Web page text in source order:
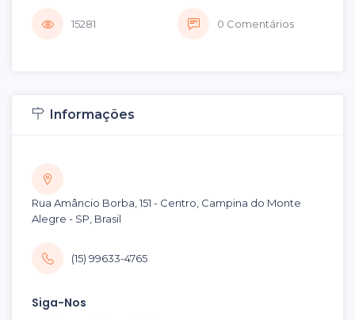
15281 0 Comentários
Informações
Rua Amâncio Borba, 151 - Centro, Campina do Monte
Alegre - SP, Brasil
(15) 99633-4765
Siga-Nos